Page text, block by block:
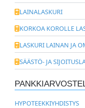
LAINALASKURI
KORKOA KOROLLE
LASKURI LAINAN JA
SÄÄSTÖ- JA
HYPOTEEKKIYHDISTYS